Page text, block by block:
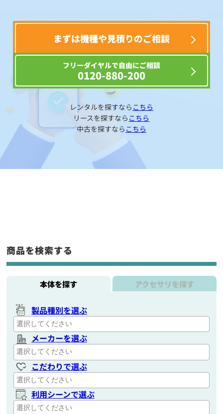
まずは機種や見積りのご相談
フリーダイヤルで自由にご相談
0120-880-200
レンタルを探すなら こちら
リースを探すなら こちら
中古を探すなら こちら
商品を検索する
本体を探す アクセサリを探す
製品種別を選ぶ
メーカーを選ぶ
こだわりで選ぶ
利用シーンで選ぶ